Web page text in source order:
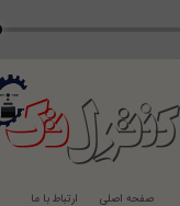
کنترلتک
صفحه اصلی ارتباط با ما